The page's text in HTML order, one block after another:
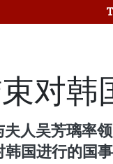
对韩
人吴芳璃率
国进行的国事